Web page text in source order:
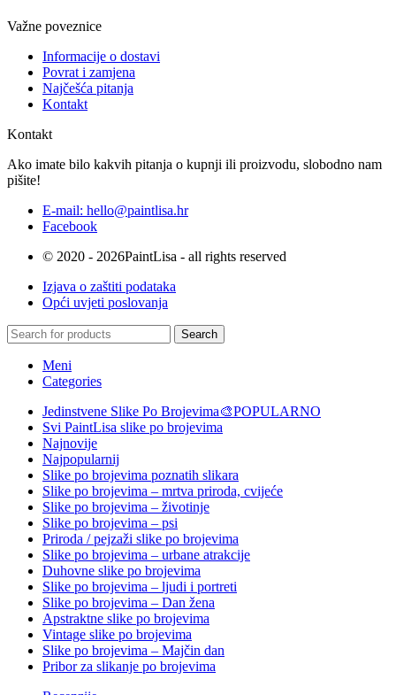
Važne poveznice
Informacije o dostavi
Povrat i zamjena
Najčešća pitanja
Kontakt
Kontakt
Ako imate bilo kakvih pitanja o kupnji ili proizvodu, slobodno nam
pišite!
E-mail: hello@paintlisa.hr
Facebook
© 2020 - 2026PaintLisa - all rights reserved
Izjava o zaštiti podataka
Opći uvjeti poslovanja
Search
Meni
Categories
Jedinstvene Slike Po Brojevima🎨POPULARNO
Svi PaintLisa slike po brojevima
Najnovije
Najpopularnij
Slike po brojevima poznatih slikara
Slike po brojevima – mrtva priroda, cvijeće
Slike po brojevima – životinje
Slike po brojevima – psi
Priroda / pejzaži slike po brojevima
Slike po brojevima – urbane atrakcije
Duhovne slike po brojevima
Slike po brojevima – ljudi i portreti
Slike po brojevima – Dan žena
Apstraktne slike po brojevima
Vintage slike po brojevima
Slike po brojevima – Majčin dan
Pribor za slikanje po brojevima